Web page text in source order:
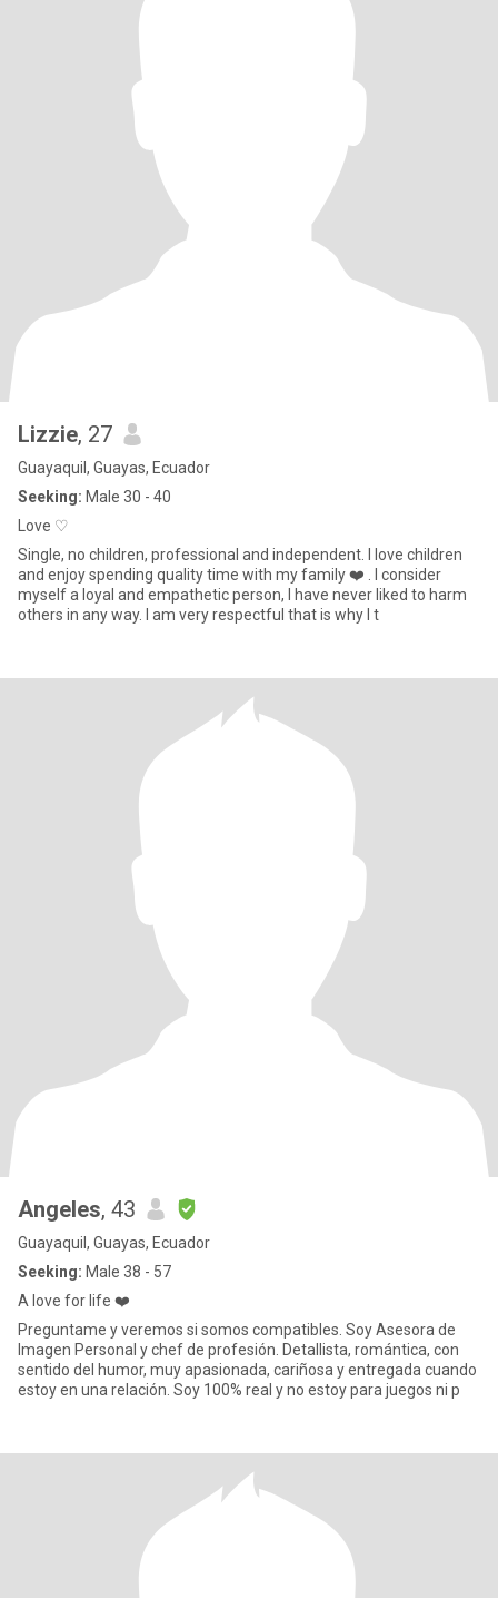
Lizzie, 27
Guayaquil, Guayas, Ecuador
Seeking: Male 30 - 40
Love ♡
Single, no children, professional and independent. I love children
and enjoy spending quality time with my family ❤️ . I consider
myself a loyal and empathetic person, I have never liked to harm
others in any way. I am very respectful that is why I t
Angeles, 43
Guayaquil, Guayas, Ecuador
Seeking: Male 38 - 57
A love for life ❤️
Preguntame y veremos si somos compatibles. Soy Asesora de
Imagen Personal y chef de profesión. Detallista, romántica, con
sentido del humor, muy apasionada, cariñosa y entregada cuando
estoy en una relación. Soy 100% real y no estoy para juegos ni p